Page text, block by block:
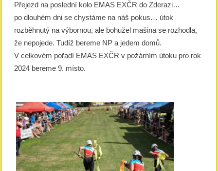
Přejezd na poslední kolo EMAS EXČR do Zderazi…
po dlouhém dni se chystáme na náš pokus… útok
rozběhnutý na výbornou, ale bohužel mašina se rozhodla,
že nepojede. Tudíž bereme NP a jedem domů.
V celkovém pořadí EMAS EXČR v požárním útoku pro rok
2024 bereme 9. místo.